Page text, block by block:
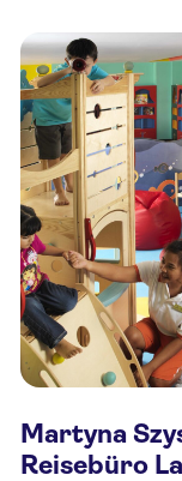
Martyna
Reisebüro